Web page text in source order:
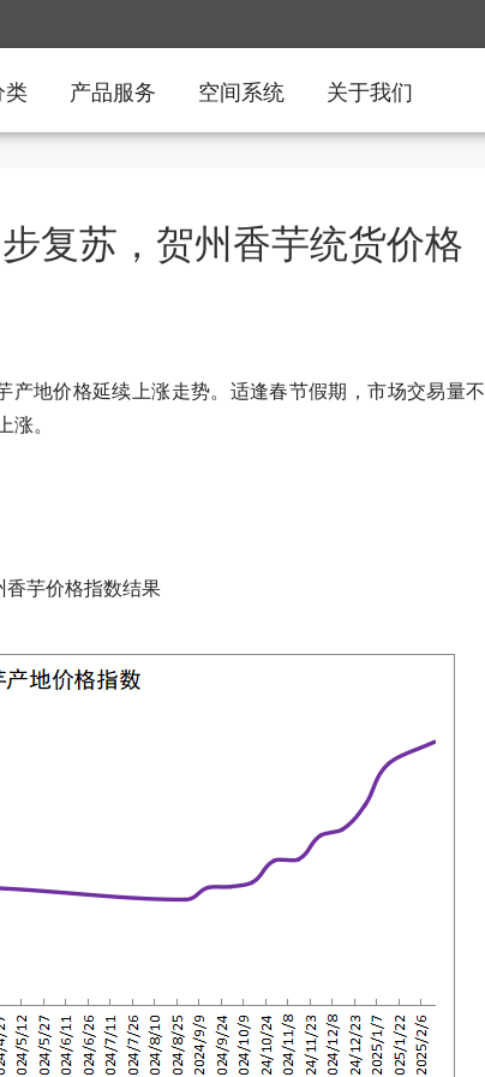
类 产品服务 空间系统 关于我们
复苏，贺州香芋统货价格
产地价格延续上涨走势。适逢春节假期，市场交易量不
涨。
香芋价格指数结果